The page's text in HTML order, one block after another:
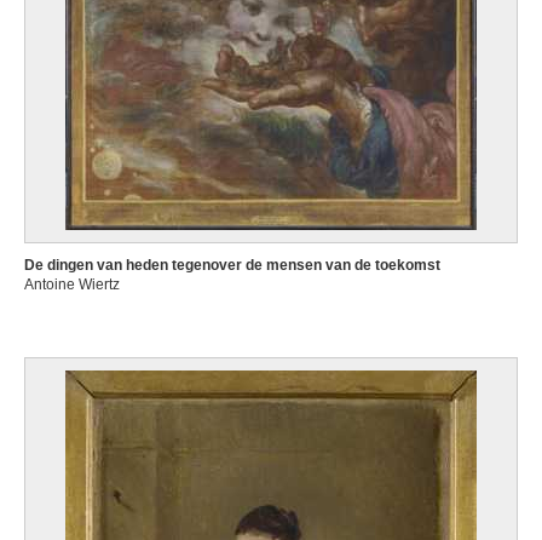
De dingen van heden tegenover de mensen van de toekomst
Antoine Wiertz